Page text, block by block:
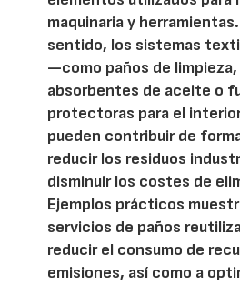
maquinaria y
sentido, los sistemas
—como paños de
absorbentes de aceite o
protectoras para el
pueden contribuir de
reducir los residuos
disminuir los costes de
Ejemplos prácticos
servicios de paños
reducir el consumo de
emisiones, así como a